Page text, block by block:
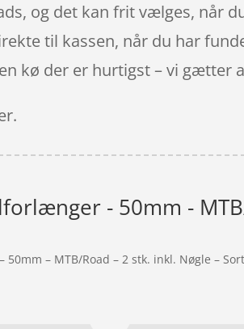
og det kan frit vælges, når
til kassen, når du har
kø der er hurtigst – vi gætter
- 50mm -
– MTB/Road – 2 stk. inkl. Nøgle –